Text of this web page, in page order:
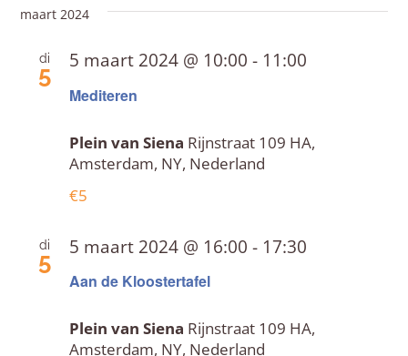
maart 2024
di
5
Mediteren
5 maart 2024 @ 10:00 - 11:00
Plein van Siena Rijnstraat 109 HA,
Amsterdam, NY, Nederland
€5
di
5
Aan de Kloostertafel
5 maart 2024 @ 16:00 - 17:30
Plein van Siena Rijnstraat 109 HA,
Amsterdam, NY, Nederland